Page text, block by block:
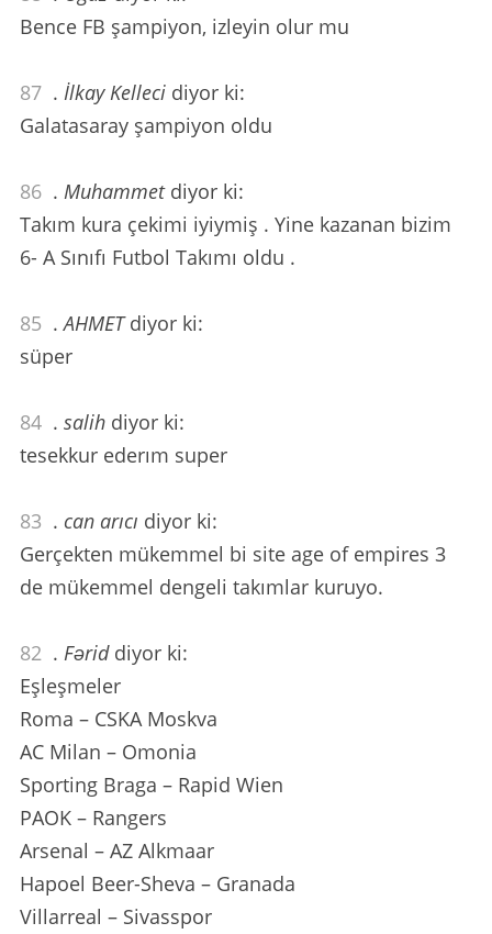
Bence FB şampiyon, izleyin olur mu
87 . İlkay Kellecidiyor ki:
Galatasaray şampiyon oldu
86 . Muhammetdiyor ki:
Takım kura çekimi iyiymiş . Yine kazanan bizim
6- A Sınıfı Futbol Takımı oldu .
85 .AHMETdiyor ki:
süper
84 . salihdiyor ki:
tesekkur ederım super
83 . can arıcı diyor ki:
Gerçekten mükemmel bi site age of empires 3
de mükemmel dengeli takımlar kuruyo.
82 . Fəriddiyor ki:
Eşleşmeler
Roma – CSKA Moskva
AC Milan – Omonia
Sporting Braga – Rapid Wien
PAOK – Rangers
Arsenal – AZ Alkmaar
Hapoel Beer-Sheva – Granada
Villarreal – Sivasspor